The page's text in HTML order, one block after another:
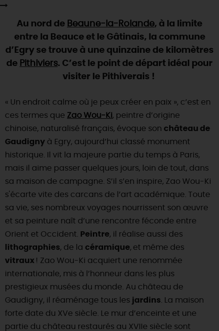
TOUTES LES ACTIVITÉS
Vins etvignobles
Chic,une aire de pique-nique
Par ici lesguinguettes
Que rapporter du Loiret ?
Métiers d'Art
Gien !
Expérimenter les parcours Baludik 🕵️
Une saison de festivals 🎉
Rendez-vous de la nature en 2026
Des sorties en famille dans le Loiret !
Programme des animations "Loiret au fil de l'eau"
2026
Où sortir ?
DEMAIN
CE WEEK-END
CETTE SEMAINE
INFOS &SERVICES
RÉSERVER MAINTENANT
Au nord de Beaune-la-Rolande, à la limite
entre la Beauce et le Gâtinais, la commune
d’Egry se trouve à une quinzaine de kilomètres
de Pithiviers. C’est le point de départ idéal pour
visiter le Pithiverais !
« Un endroit calme où je peux créer en paix », c’est en
ces termes que Zao Wou-Ki , peintre d’origine
chinoise, naturalisé français, évoque son château de
Gaudigny à Egry, aujourd’hui classé monument
historique. Il vit la majeure partie du temps à Paris,
mais il aime passer quelques jours, loin de tout, dans
sa maison de campagne. S’il s’en inspire, Zao Wou-Ki
s'écarte vite des carcans de l’art académique. Toute
sa vie, ses nombreux voyages nourrissent son œuvre
et sa peinture naît d’une rencontre féconde entre
Orient et Occident.
Peintre, il réalise aussi des
lithographies, de la céramique, et même des
vitraux ! Zao Wou-Ki acquiert une renommée
internationale, mis à l’honneur dans les plus
prestigieux musées du monde. Au château de
Gaudigny, il réaménage tous les jardins . La maison
forte date du XVe siècle. Le mur d’enceinte et une
partie du château restaurés au XVIIe siècle sont